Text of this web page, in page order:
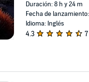
Duración: 8 h y 24 m
Fecha de
Idioma: Inglés
4.3